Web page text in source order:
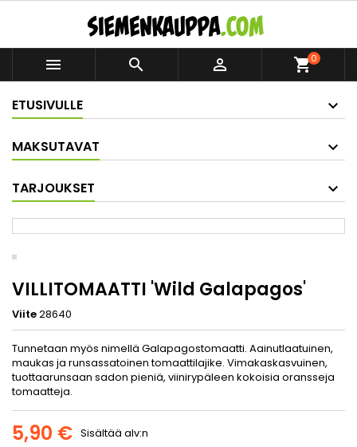
   shopping_cart0
ETUSIVULLE
MAKSUTAVAT
TARJOUKSET
VILLITOMAATTI 'Wild Galapagos'
Viite28640
Tunnetaan myös nimellä Galapagostomaatti. Aainutlaatuinen,
maukas ja runsassatoinen tomaattilajike. Vimakaskasvuinen,
tuottaarunsaan sadon pieniä, viinirypäleen kokoisia oransseja
tomaatteja.
5,90 € Sisältää alv:n